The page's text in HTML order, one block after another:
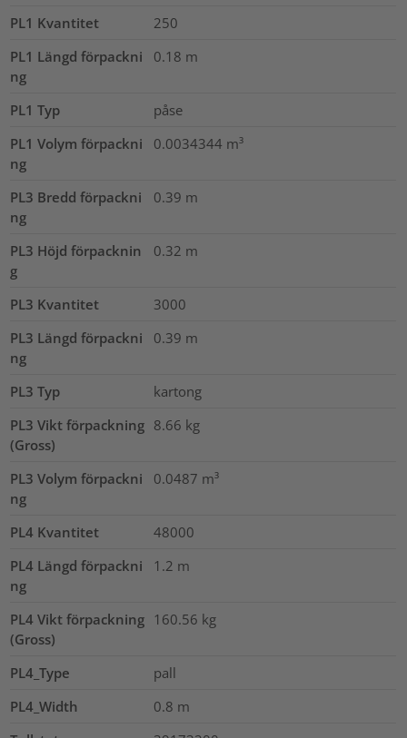
PL1 Kvantitet
250
PL1 Längd förpackni
ng
0.18 m
PL1 Typ
påse
PL1 Volym förpackni
ng
0.0034344 m³
PL3 Bredd förpackni
ng
0.39 m
PL3 Höjd förpacknin
g
0.32 m
PL3 Kvantitet
3000
PL3 Längd förpackni
ng
0.39 m
PL3 Typ
kartong
PL3 Vikt förpackning
(Gross)
8.66 kg
PL3 Volym förpackni
ng
0.0487 m³
PL4 Kvantitet
48000
PL4 Längd förpackni
ng
1.2 m
PL4 Vikt förpackning
(Gross)
160.56 kg
PL4_Type
pall
PL4_Width
0.8 m